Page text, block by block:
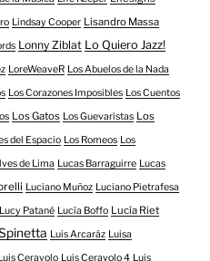
Lindsay Cooper Lisandro Massa
Lonny Ziblat Lo Quiero Jazz!
LoreWeaveR Los Abuelos de la Nada
Los Corazones Imposibles Los Cuentos
Los Gatos Los Guevaristas Los
del Espacio Los Romeos Los
de Lima Lucas Barraguirre Lucas
Luciano Muñoz Luciano Pietrafesa
Lucy Patané Lucía Boffo Lucía Riet
Luis Arcaráz Luisa
Ceravolo Luis Ceravolo 4 Luis